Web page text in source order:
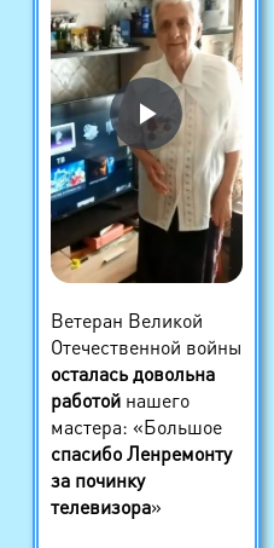
Ветеран Великой
Отечественной войны
осталась довольна
работойнашего
мастера: «Большое
спасибо Ленремонту
за починку
телевизора»